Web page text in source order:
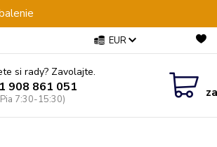
EUR
si rady? Zavolajte.
908 861 051
7:30-15:30) za